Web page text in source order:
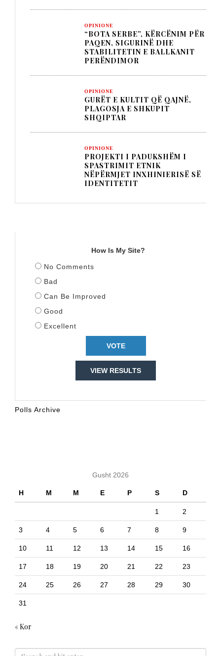
OPINIONE
“BOTA SERBE”, KËRCËNIM PËR
PAQEN, SIGURINË DHE
STABILITETIN E BALLKANIT
PERËNDIMOR
OPINIONE
GURËT E KULTIT QË QAJNË,
PLAGOSJA E SHKUPIT
SHQIPTAR
OPINIONE
PROJEKTI I PADUKSHËM I
SPASTRIMIT ETNIK
NËPËRMJET INXHINIERISË SË
IDENTITETIT
How Is My Site?
No Comments
Bad
Can Be Improved
Good
Excellent
VIEW RESULTS
Polls Archive
Gusht 2026
H M M E P S D
1 2
3 4 5 6 7 8 9
10 11 12 13 14 15 16
17 18 19 20 21 22 23
24 25 26 27 28 29 30
31
« Kor